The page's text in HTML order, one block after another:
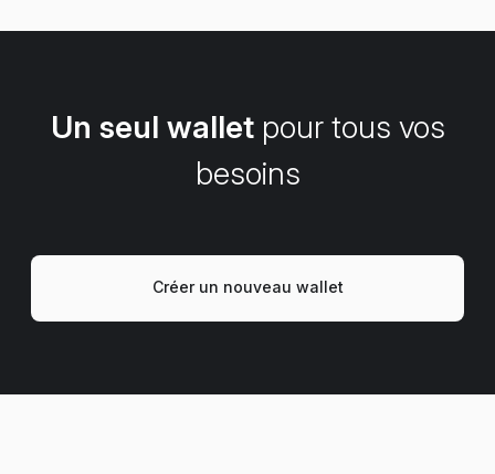
Un seul walletpour tous vos
besoins
Créer un nouveau wallet